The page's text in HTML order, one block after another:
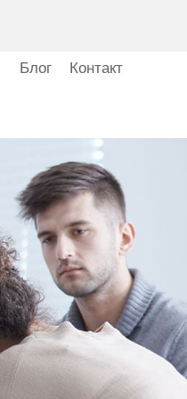
Блог Контакт